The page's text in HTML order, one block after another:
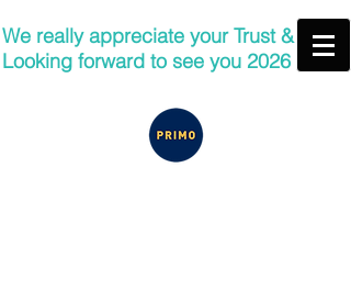
We really appreciate your Trust &
Looking forward to see you 2026